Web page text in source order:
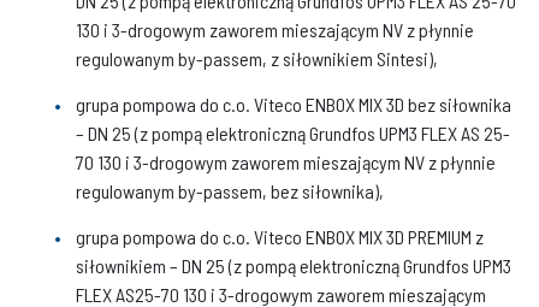
130 i 3-drogowym zaworem mieszającym NV z płynnie
regulowanym by-passem, z siłownikiem Sintesi),
grupa pompowa do c.o. Viteco ENBOX MIX 3D bez siłownika
– DN 25 (z pompą elektroniczną Grundfos UPM3 FLEX AS 25-
70 130 i 3-drogowym zaworem mieszającym NV z płynnie
regulowanym by-passem, bez siłownika),
grupa pompowa do c.o. Viteco ENBOX MIX 3D PREMIUM z
siłownikiem – DN 25 (z pompą elektroniczną Grundfos UPM3
FLEX AS25-70 130 i 3-drogowym zaworem mieszającym